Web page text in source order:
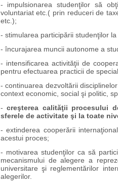
- impulsionarea studenţilor să
voluntariat etc.( prin reduceri de
etc.);
- stimularea participării studenţilor
- încurajarea muncii autonome a
- intensificarea activităţii de
pentru efectuarea practicii de
- continuarea dezvoltării
context economic, social şi politic,
-creşterea calităţii procesului
sferele de activitate şi la toate
- extinderea cooperării
acestui proces;
- motivarea studenţilor ca să
mecanismului de alegere a
universitare şi reglementărilor
alegerilor.